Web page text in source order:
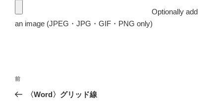
Optionally add
an image (JPEG・JPG・GIF・PNG only)
投
ナ
前
の
前
〈Word〉グリッド線